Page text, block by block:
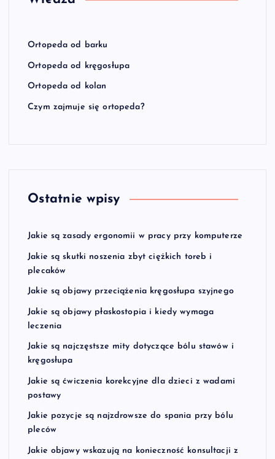
Ortopeda od barku
Ortopeda od kręgosłupa
Ortopeda od kolan
Czym zajmuje się ortopeda?
Ostatnie wpisy
Jakie są zasady ergonomii w pracy przy komputerze
Jakie są skutki noszenia zbyt ciężkich toreb i
plecaków
Jakie są objawy przeciążenia kręgosłupa szyjnego
Jakie są objawy płaskostopia i kiedy wymaga
leczenia
Jakie są najczęstsze mity dotyczące bólu stawów i
kręgosłupa
Jakie są ćwiczenia korekcyjne dla dzieci z wadami
postawy
Jakie pozycje są najzdrowsze do spania przy bólu
pleców
Jakie objawy wskazują na konieczność konsultacji z